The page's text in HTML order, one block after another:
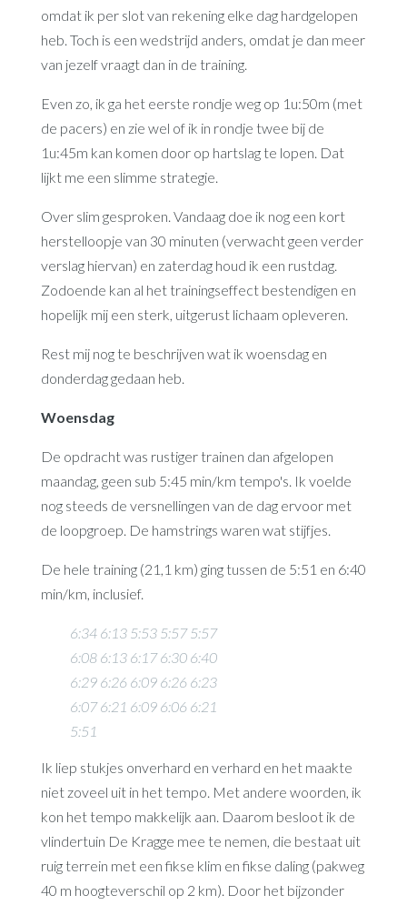
omdat ik per slot van rekening elke dag hardgelopen
heb. Toch is een wedstrijd anders, omdat je dan meer
van jezelf vraagt dan in de training.
Even zo, ik ga het eerste rondje weg op 1u:50m (met
de pacers) en zie wel of ik in rondje twee bij de
1u:45m kan komen door op hartslag te lopen. Dat
lijkt me een slimme strategie.
Over slim gesproken. Vandaag doe ik nog een kort
herstelloopje van 30 minuten (verwacht geen verder
verslag hiervan) en zaterdag houd ik een rustdag.
Zodoende kan al het trainingseffect bestendigen en
hopelijk mij een sterk, uitgerust lichaam opleveren.
Rest mij nog te beschrijven wat ik woensdag en
donderdag gedaan heb.
Woensdag
De opdracht was rustiger trainen dan afgelopen
maandag, geen sub 5:45 min/km tempo's. Ik voelde
nog steeds de versnellingen van de dag ervoor met
de loopgroep. De hamstrings waren wat stijfjes.
De hele training (21,1 km) ging tussen de 5:51 en 6:40
min/km, inclusief.
6:34 6:13 5:53 5:57 5:57
6:08 6:13 6:17 6:30 6:40
6:29 6:26 6:09 6:26 6:23
6:07 6:21 6:09 6:06 6:21
5:51
Ik liep stukjes onverhard en verhard en het maakte
niet zoveel uit in het tempo. Met andere woorden, ik
kon het tempo makkelijk aan. Daarom besloot ik de
vlindertuin De Kragge mee te nemen, die bestaat uit
ruig terrein met een fikse klim en fikse daling (pakweg
40 m hoogteverschil op 2 km). Door het bijzonder